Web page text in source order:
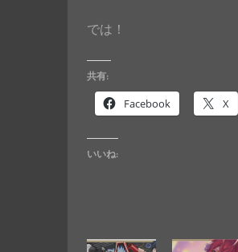
では！
共有:
Facebook X
いいね: